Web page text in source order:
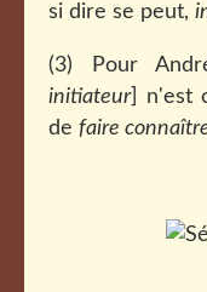
si dire se peut,
(3) Pour
initiateur] n'est
de faire